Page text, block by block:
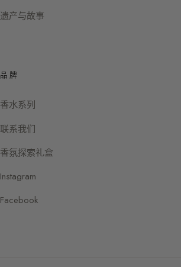
遗产与故事
品牌
香水系列
联系我们
香氛探索礼盒
Instagram
Facebook